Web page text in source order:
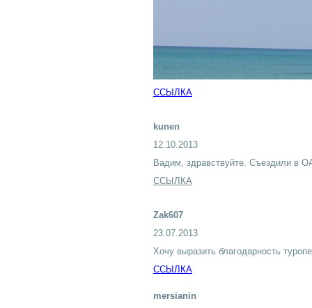
ССЫЛКА
kunen
12.10.2013
Вадим, здравствуйте. Съездили в
ССЫЛКА
Zak607
23.07.2013
Хочу выразить благодарность
ССЫЛКА
mersianin